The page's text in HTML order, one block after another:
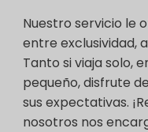
Nuestro servicio le
entre exclusividad,
Tanto si viaja solo,
pequeño, disfrute
sus expectativas.
nosotros nos